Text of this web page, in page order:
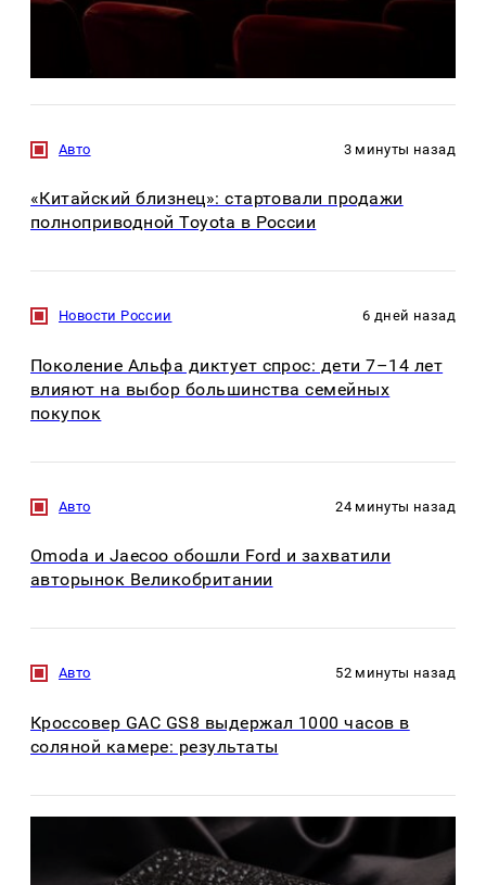
Авто 3 минуты назад
«Китайский близнец»: стартовали продажи
полноприводной Toyota в России
Новости России 6 дней назад
Поколение Альфа диктует спрос: дети 7–14 лет
влияют на выбор большинства семейных
покупок
Авто 24 минуты назад
Omoda и Jaecoo обошли Ford и захватили
авторынок Великобритании
Авто 52 минуты назад
Кроссовер GAC GS8 выдержал 1000 часов в
соляной камере: результаты